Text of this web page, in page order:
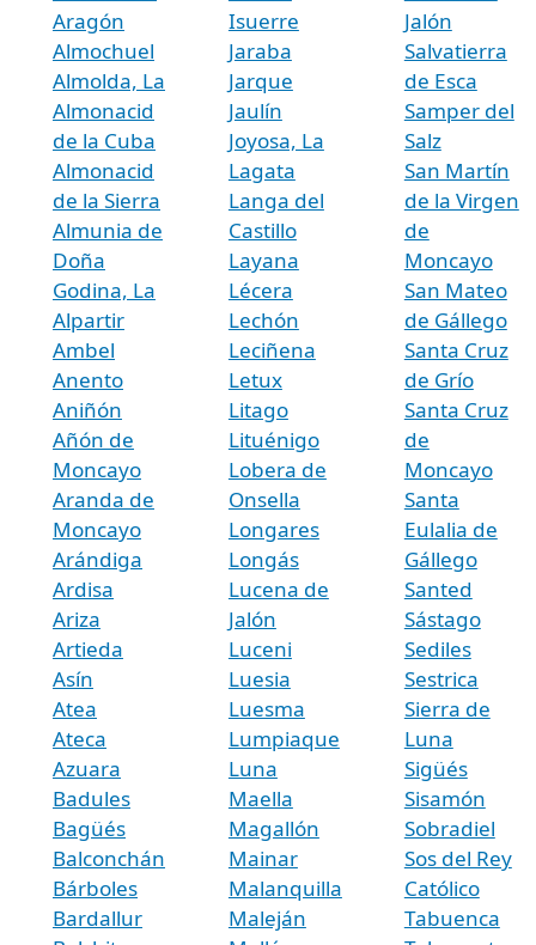
Aragón
Almochuel
Almolda, La
Almonacid
de la Cuba
Almonacid
de la Sierra
Almunia de
Doña
Godina, La
Alpartir
Ambel
Anento
Aniñón
Añón de
Moncayo
Aranda de
Moncayo
Arándiga
Ardisa
Ariza
Artieda
Asín
Atea
Ateca
Azuara
Badules
Bagüés
Balconchán
Bárboles
Bardallur
Isuerre
Jaraba
Jarque
Jaulín
Joyosa, La
Lagata
Langa del
Castillo
Layana
Lécera
Lechón
Leciñena
Letux
Litago
Lituénigo
Lobera de
Onsella
Longares
Longás
Lucena de
Jalón
Luceni
Luesia
Luesma
Lumpiaque
Luna
Maella
Magallón
Mainar
Malanquilla
Maleján
Jalón
Salvatierra
de Esca
Samper del
Salz
San Martín
de la Virgen
de
Moncayo
San Mateo
de Gállego
Santa Cruz
de Grío
Santa Cruz
de
Moncayo
Santa
Eulalia de
Gállego
Santed
Sástago
Sediles
Sestrica
Sierra de
Luna
Sigüés
Sisamón
Sobradiel
Sos del Rey
Católico
Tabuenca